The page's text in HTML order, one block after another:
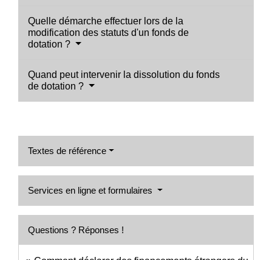
Quelle démarche effectuer lors de la
modification des statuts d'un fonds de
dotation ?
Quand peut intervenir la dissolution du fonds
de dotation ?
Textes de référence
Services en ligne et formulaires
Questions ? Réponses !